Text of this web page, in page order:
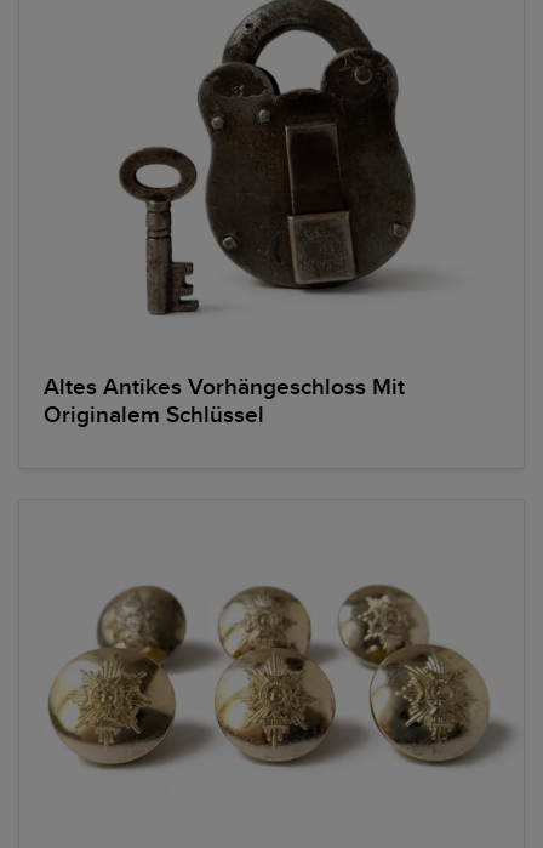
Altes Antikes Vorhängeschloss Mit
Originalem Schlüssel